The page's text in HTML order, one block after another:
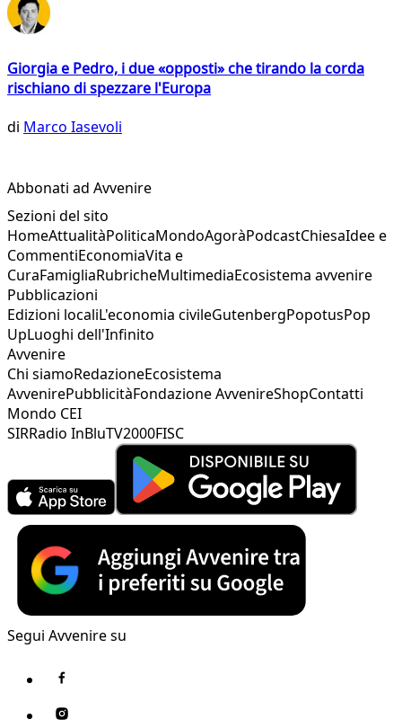
Giorgia e Pedro, i due «opposti» che tirando la corda
rischiano di spezzare l'Europa
di Marco Iasevoli
Abbonati ad Avvenire
Sezioni del sito
HomeAttualitàPoliticaMondoAgoràPodcastChiesaIdee e
CommentiEconomiaVita e
CuraFamigliaRubricheMultimediaEcosistema avvenire
Pubblicazioni
Edizioni localiL'economia civileGutenbergPopotusPop
UpLuoghi dell'Infinito
Avvenire
Chi siamoRedazioneEcosistema
AvvenirePubblicitàFondazione AvvenireShopContatti
Mondo CEI
SIRRadio InBluTV2000FISC
Segui Avvenire su